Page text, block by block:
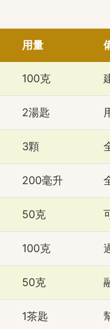
用量
100克
2湯匙
3顆
200毫升
50克
100克
50克
1茶匙